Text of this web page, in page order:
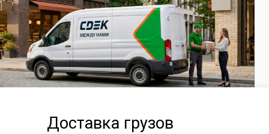
Доставка грузов